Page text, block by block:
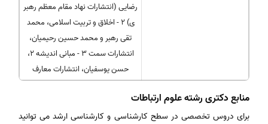
رضایی (انتشارات نهاد مقام معظم رهبر
ی) 2 - اخلاق و تربیت اسلامی، محمد
تقی رهبر و محمد حسین رحیمیان،
انتشارات سمت 3 - مبانی اندیشه 2،
حسن یوسفیان، انتشارات معارف
منابع دکتری رشته علوم ارتباطات
برای دروس تخصصی در سطح کارشناسی و کارشناسی ارشد می توانید